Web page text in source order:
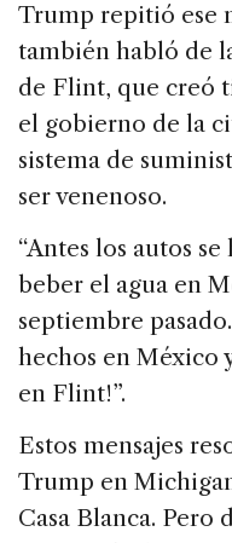
Trump repitió ese
también habló de
de Flint, que creó
el gobierno de la
sistema de
ser venenoso.
“Antes los autos
beber el agua en
septiembre
hechos en México
en Flint!”.
Estos mensajes
Trump en
Casa Blanca. Pero